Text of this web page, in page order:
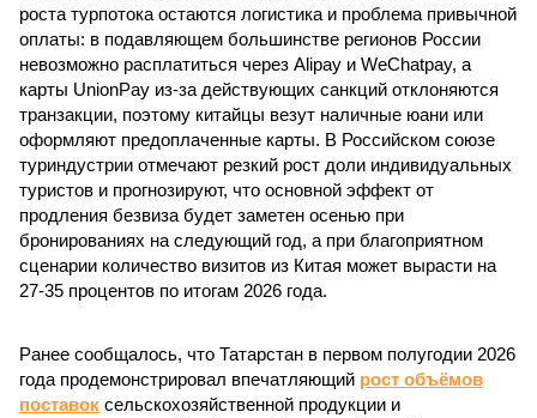
роста турпотока остаются логистика и проблема привычной
оплаты: в подавляющем большинстве регионов России
невозможно расплатиться через Alipay и WeChatpay, а
карты UnionPay из-за действующих санкций отклоняются
транзакции, поэтому китайцы везут наличные юани или
оформляют предоплаченные карты. В Российском союзе
туриндустрии отмечают резкий рост доли индивидуальных
туристов и прогнозируют, что основной эффект от
продления безвиза будет заметен осенью при
бронированиях на следующий год, а при благоприятном
сценарии количество визитов из Китая может вырасти на
27-35 процентов по итогам 2026 года.
Ранее сообщалось, что Татарстан в первом полугодии 2026
года продемонстрировал впечатляющий рост объёмов
поставок сельскохозяйственной продукции и